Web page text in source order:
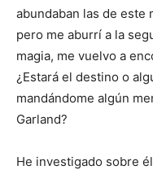
abundaban las de este
pero me aburrí a la
magia, me vuelvo a
¿Estará el destino o
mandándome algún
Garland?
He investigado sobre